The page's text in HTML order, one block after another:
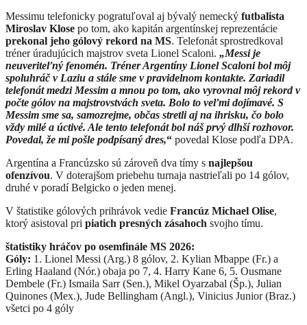
Messimu telefonicky pogratuľoval aj bývalý nemecký futbalista
Miroslav Klose po tom, ako kapitán argentínskej reprezentácie
prekonal jeho gólový rekord na MS. Telefonát sprostredkoval
tréner úradujúcich majstrov sveta Lionel Scaloni. „Messi je
neuveriteľný fenomén. Tréner Argentíny Lionel Scaloni bol môj
spoluhráč v Laziu a stále sme v pravidelnom kontakte. Zariadil
telefonát medzi Messim a mnou po tom, ako vyrovnal môj rekord v
počte gólov na majstrovstvách sveta. Bolo to veľmi dojímavé. S
Messim sme sa, samozrejme, občas stretli aj na ihrisku, čo bolo
vždy milé a úctivé. Ale tento telefonát bol náš prvý dlhší rozhovor.
Povedal, že mi pošle podpísaný dres,“ povedal Klose podľa DPA.
Argentína a Francúzsko sú zároveň dva tímy s najlepšou
ofenzívou. V doterajšom priebehu turnaja nastrieľali po 14 gólov,
druhé v poradí Belgicko o jeden menej.
V štatistike gólových prihrávok vedie Francúz Michael Olise,
ktorý asistoval pri piatich presných zásahoch svojho tímu.
štatistiky hráčov po osemfinále MS 2026:
Góly: 1. Lionel Messi (Arg.) 8 gólov, 2. Kylian Mbappe (Fr.) a
Erling Haaland (Nór.) obaja po 7, 4. Harry Kane 6, 5. Ousmane
Dembele (Fr.) Ismaila Sarr (Sen.), Mikel Oyarzabal (Šp.), Julian
Quinones (Mex.), Jude Bellingham (Angl.), Vinicius Junior (Braz.)
všetci po 4 góly